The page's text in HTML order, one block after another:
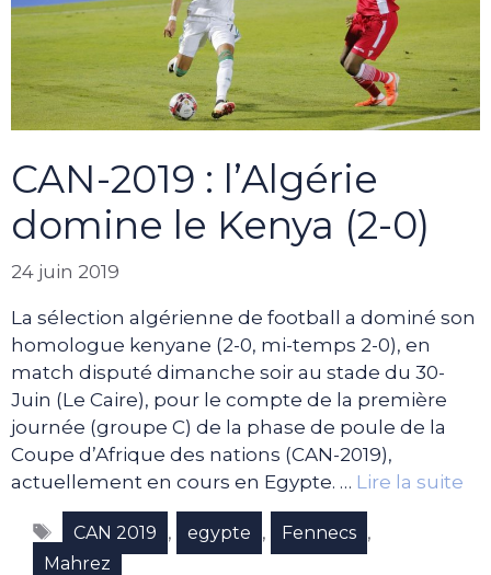
CAN-2019 : l’Algérie
domine le Kenya (2-0)
24 juin 2019
La sélection algérienne de football a dominé son
homologue kenyane (2-0, mi-temps 2-0), en
match disputé dimanche soir au stade du 30-
Juin (Le Caire), pour le compte de la première
journée (groupe C) de la phase de poule de la
Coupe d’Afrique des nations (CAN-2019),
actuellement en cours en Egypte. … Lire la suite
Étiquettes
CAN 2019 , egypte , Fennecs ,
Mahrez